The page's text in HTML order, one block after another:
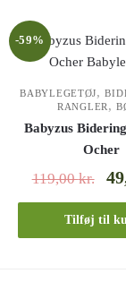
-59%
BABYLEGETØJ,
RANGLER ,
Babyzus
Ocher
119,00kr.
Tilføj til